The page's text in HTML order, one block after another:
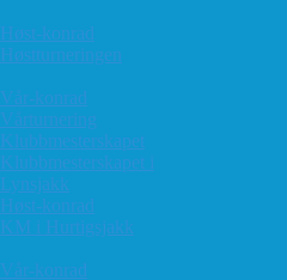
Høst-konrad
Høstturneringen
Vår-konrad
Vårturnering
Klubbmesterskapet
Klubbmesterskapet i
Lynsjakk
Høst-konrad
KM i Hurtigsjakk
Vår-konrad